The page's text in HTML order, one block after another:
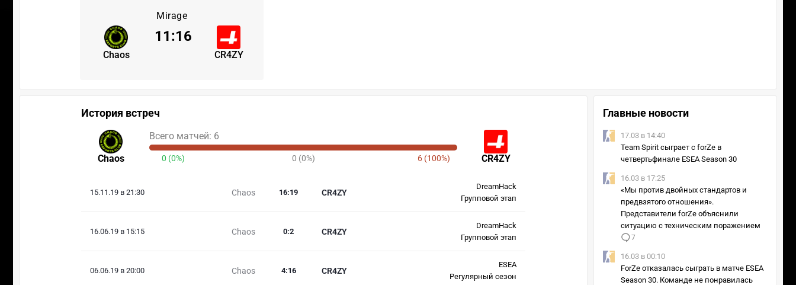
Mirage
Chaos CR4ZY
11:16
История встреч
Chaos CR4ZY
Всего матчей: 6
0 (0%) 0 (0%) 6 (100%)
15.11.19 в 21:30 Chaos CR4ZY
16:19
DreamHack
Групповой этап
16.06.19 в 15:15 Chaos CR4ZY
0:2
DreamHack
Групповой этап
06.06.19 в 20:00 Chaos CR4ZY
4:16
ESEA
Регулярный сезон
Главные новости
17.03 в 14:40
Team Spirit сыграет с forZe в
четвертьфинале ESEA Season 30
16.03 в 17:25
«Мы против двойных стандартов и
предвзятого отношения».
Представители forZe объяснили
ситуацию с техническим поражением
7
16.03 в 00:10
ForZe отказалась сыграть в матче ESEA
Season 30. Команде не понравилась